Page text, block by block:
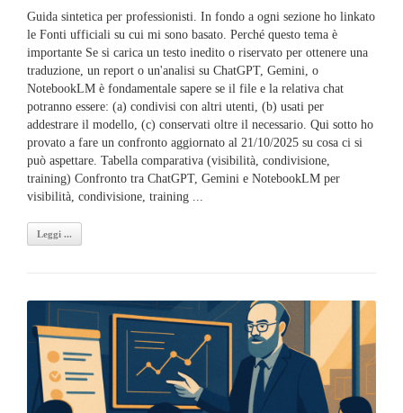
Guida sintetica per professionisti. In fondo a ogni sezione ho linkato
le Fonti ufficiali su cui mi sono basato. Perché questo tema è
importante Se si carica un testo inedito o riservato per ottenere una
traduzione, un report o un'analisi su ChatGPT, Gemini, o
NotebookLM è fondamentale sapere se il file e la relativa chat
potranno essere: (a) condivisi con altri utenti, (b) usati per
addestrare il modello, (c) conservati oltre il necessario. Qui sotto ho
provato a fare un confronto aggiornato al 21/10/2025 su cosa ci si
può aspettare. Tabella comparativa (visibilità, condivisione,
training) Confronto tra ChatGPT, Gemini e NotebookLM per
visibilità, condivisione, training ...
Leggi ...